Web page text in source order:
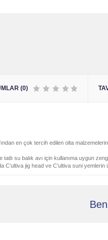
(0)
en çok tercih edilen olta
su balık avı için kullanıma uygun
C’ultiva jig head ve C’ultiva suni yemlerin